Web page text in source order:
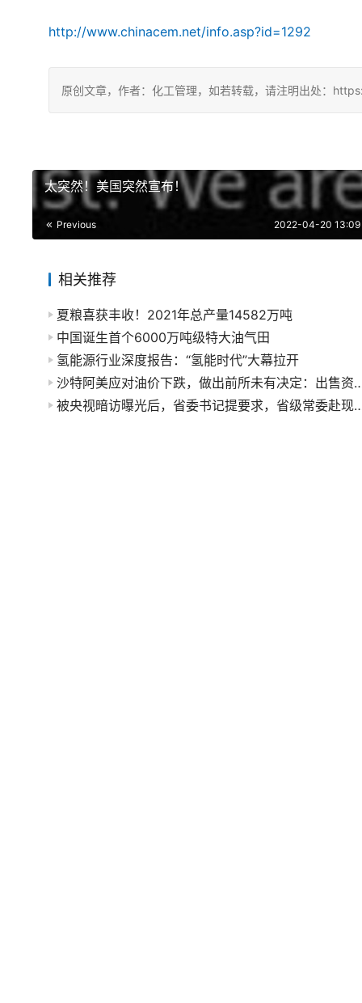
http://www.chinacem.net/info.asp?id=1292
原创文章，作者：化工管理，如若转载，请注明出处：
太突然！美国突然宣布！
Previous 2022-04-20 13:09
相关推荐
夏粮喜获丰收！2021年总产量14582万吨
中国诞生首个6000万吨级特大油气田
氢能源行业深度报告：“氢能时代”大幕拉开
沙特阿美应对油价下跌，做出前
被央视暗访曝光后，省委书